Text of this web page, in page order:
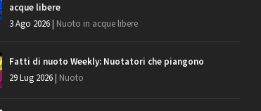
acque libere
3 Ago 2026| Nuoto in acque libere
Fatti di nuoto Weekly: Nuotatori che piangono
29 Lug 2026| Nuoto